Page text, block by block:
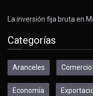
La inversión fija bruta en
Categorías
Aranceles
Economía